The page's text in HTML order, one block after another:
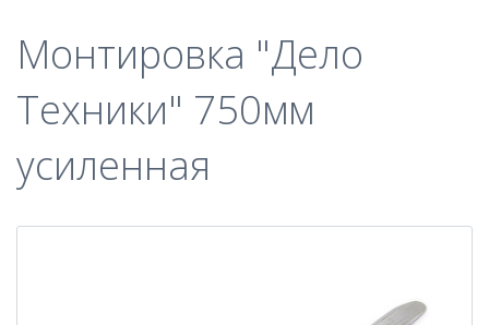
Монтировка "Дело
Техники" 750мм
усиленная